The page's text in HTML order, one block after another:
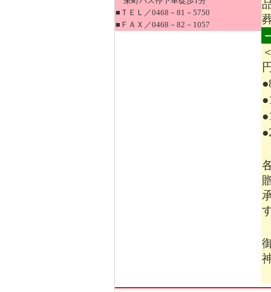
選び方をカーテンマイ
説。
【新規掲載
都港区）：子育てママ
告なら鮮度の高い会員
babycoへ出稿しません
【新規掲載
止まると困る重要設備
タが少ない現場でも
【新規掲載
式会社（東京都港区）
録画するクラウド型ツ
京都港区）：ペプチド
のかを解説。成果を高
チド商品もご提案しま
5月13日【新規掲載！
■ＴＥＬ／0468－81－5750
■ＦＡＸ／0468－82－1057